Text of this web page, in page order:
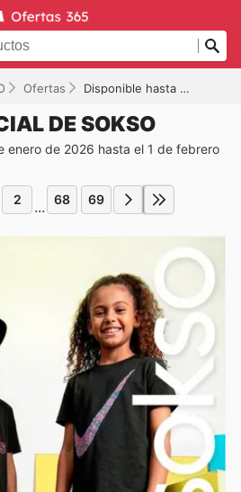
Ofertas Disponible hasta el 01/02/2026
DE SOKSO
enero de 2026 hasta el 1 de febrero
2 ... 68 69